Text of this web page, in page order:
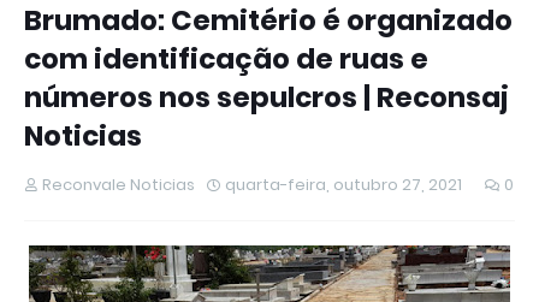
Brumado: Cemitério é organizado
com identificação de ruas e
números nos sepulcros | Reconsaj
Noticias
Reconvale Noticias quarta-feira, outubro 27, 2021 0